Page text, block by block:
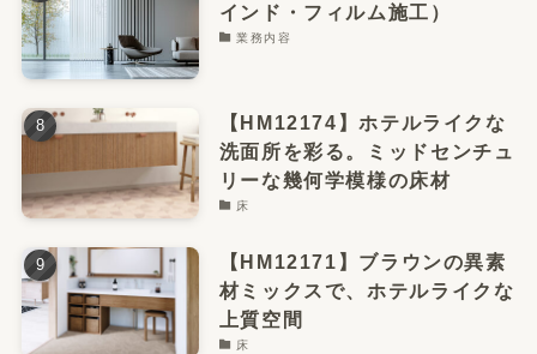
インド・フィルム施工）
業務内容
【HM12174】ホテルライクな
洗面所を彩る。ミッドセンチュ
リーな幾何学模様の床材
床
【HM12171】ブラウンの異素
材ミックスで、ホテルライクな
上質空間
床